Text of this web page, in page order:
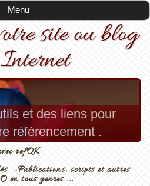
Menu
site ou blog
et des liens pour
référencement .
refOK
...Publications, scripts et autres
en tous genres ...